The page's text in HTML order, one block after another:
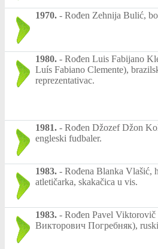
1970. - Rođen Zehnija Bulić,
1980. - Rođen Luis Fabijano
Luís Fabiano Clemente),
reprezentativac.
1981. - Rođen Džozef Džon
engleski fudbaler.
1983. - Rođena Blanka Vlašić,
atletičarka, skakačica u vis.
1983. - Rođen Pavel
Викторович Погребняк),